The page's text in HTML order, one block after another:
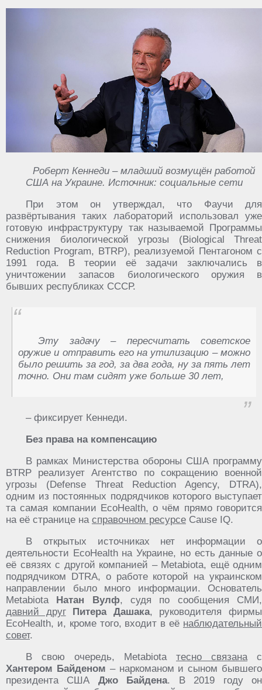
Роберт Кеннеди – младший возмущён работой
США на Украине. Источник: социальные сети
При этом он утверждал, что Фаучи для
развёртывания таких лабораторий использовал уже
готовую инфраструктуру так называемой Программы
снижения биологической угрозы (Biological Threat
Reduction Program, BTRP), реализуемой Пентагоном с
1991 года. В теории её задачи заключались в
уничтожении запасов биологического оружия в
бывших республиках СССР.
Эту задачу – пересчитать советское
оружие и отправить его на утилизацию – можно
было решить за год, за два года, ну за пять лет
точно. Они там сидят уже больше 30 лет,
– фиксирует Кеннеди.
Без права на компенсацию
В рамках Министерства обороны США программу
BTRP реализует Агентство по сокращению военной
угрозы (Defense Threat Reduction Agency, DTRA),
одним из постоянных подрядчиков которого выступает
та самая компании EcoHealth, о чём прямо говорится
на её странице на справочном ресурсе Cause IQ.
В открытых источниках нет информации о
деятельности EcoHealth на Украине, но есть данные о
её связях с другой компанией – Metabiota, ещё одним
подрядчиком DTRA, о работе которой на украинском
направлении было много информации. Основатель
Metabiota Натан Вулф, судя по сообщения СМИ,
давний друг
Питера Дашака, руководителя фирмы
EcoHealth, и, кроме того, входит в её наблюдательный
совет.
В свою очередь, Metabiota тесно связанас
Хантером Байденом – наркоманом и сыном бывшего
президента США Джо Байдена. В 2019 году он